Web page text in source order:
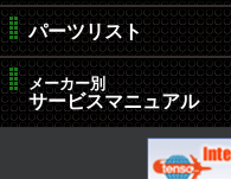
パーツリスト
メーカー別
サービスマニュアル